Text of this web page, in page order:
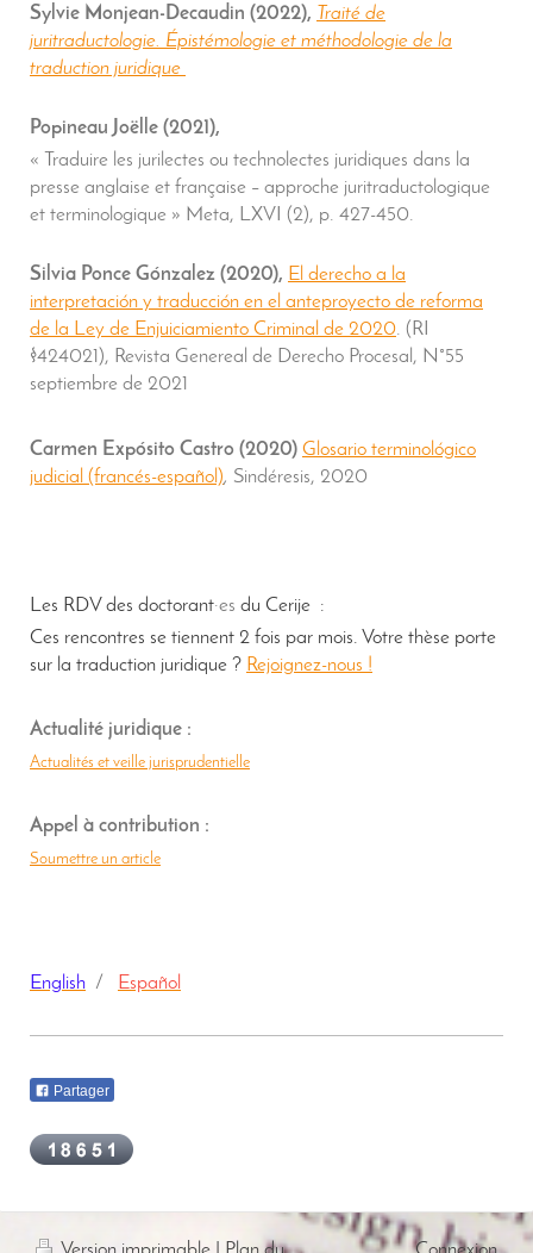
Sylvie Monjean-Decaudin (2022), Traité de
juritraductologie. Épistémologie et méthodologie de la
traduction juridique
Popineau Joëlle (2021),
« Traduire les jurilectes ou technolectes juridiques dans la
presse anglaise et française – approche juritraductologique
et terminologique » Meta, LXVI (2), p. 427-450.
Silvia Ponce Gónzalez (2020), El derecho a la
interpretación y traducción en el anteproyecto de reforma
de la Ley de Enjuiciamiento Criminal de 2020. (RI
§424021), Revista Genereal de Derecho Procesal, N°55
septiembre de 2021
Carmen Expósito Castro (2020) Glosario terminológico
judicial (francés-español), Sindéresis, 2020
Les RDV des doctorant·es du Cerije :
Ces rencontres se tiennent 2 fois par mois. Votre thèse porte
sur la traduction juridique ? Rejoignez-nous !
Actualité juridique :
Actualités et veille jurisprudentielle
Appel à contribution :
Soumettre un article
English / Español
Partager